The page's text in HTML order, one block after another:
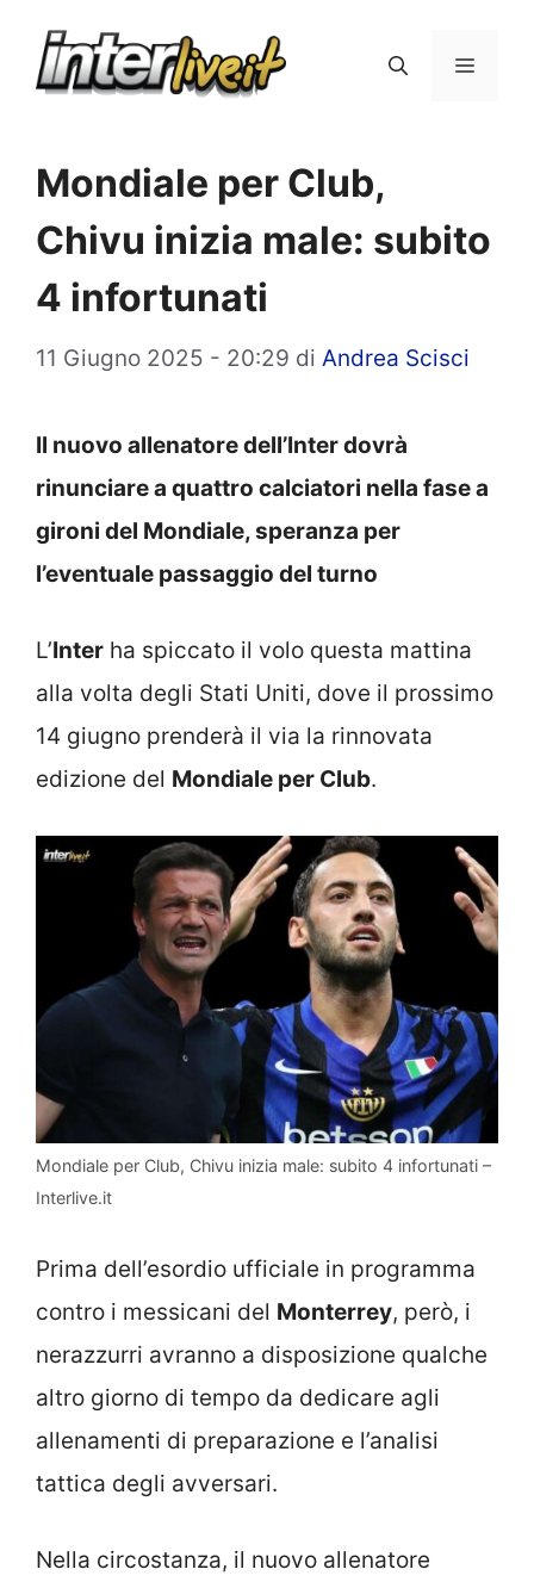
Menu
Mondiale per Club,
Chivu inizia male: subito
4 infortunati
11 Giugno 2025 - 20:29 di Andrea Scisci
Il nuovo allenatore dell’Inter dovrà
rinunciare a quattro calciatori nella fase a
gironi del Mondiale, speranza per
l’eventuale passaggio del turno
L’Inter ha spiccato il volo questa mattina
alla volta degli Stati Uniti, dove il prossimo
14 giugno prenderà il via la rinnovata
edizione del Mondiale per Club.
Mondiale per Club, Chivu inizia male: subito 4 infortunati –
Interlive.it
Prima dell’esordio ufficiale in programma
contro i messicani del Monterrey, però, i
nerazzurri avranno a disposizione qualche
altro giorno di tempo da dedicare agli
allenamenti di preparazione e l’analisi
tattica degli avversari.
Nella circostanza, il nuovo allenatore